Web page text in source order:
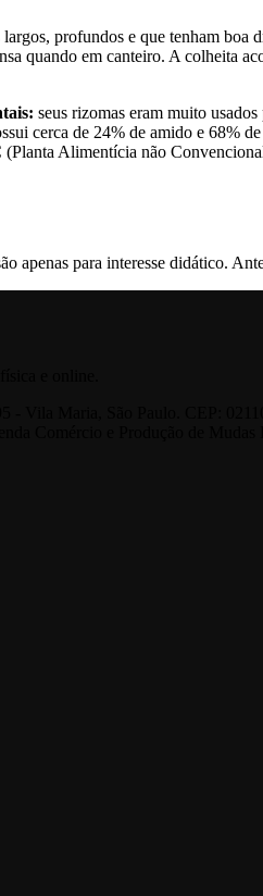
profundos e que tenham boa
quando em canteiro. A colheita
seus rizomas eram muito
cerca de 24% de amido e 68%
Alimentícia não
apenas para interesse didático.